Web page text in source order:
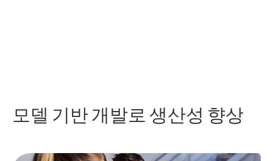
모델 기반 개발로 생산성 향상